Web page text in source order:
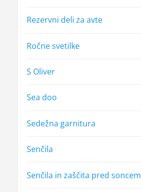
Rezervni deli za avte
Ročne svetilke
S Oliver
Sea doo
Sedežna garnitura
Senčila
Senčila in zaščita pred soncem